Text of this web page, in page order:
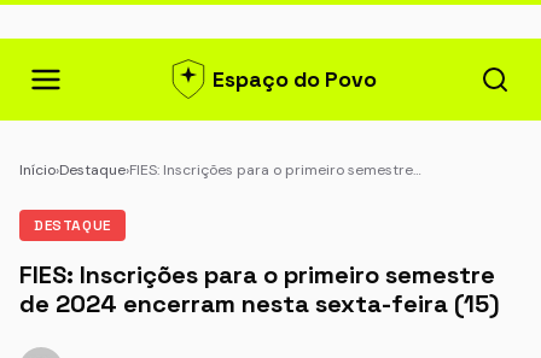
Espaço do Povo
Início›Destaque›FIES: Inscrições para o primeiro semestre…
DESTAQUE
FIES: Inscrições para o primeiro semestre
de 2024 encerram nesta sexta-feira (15)